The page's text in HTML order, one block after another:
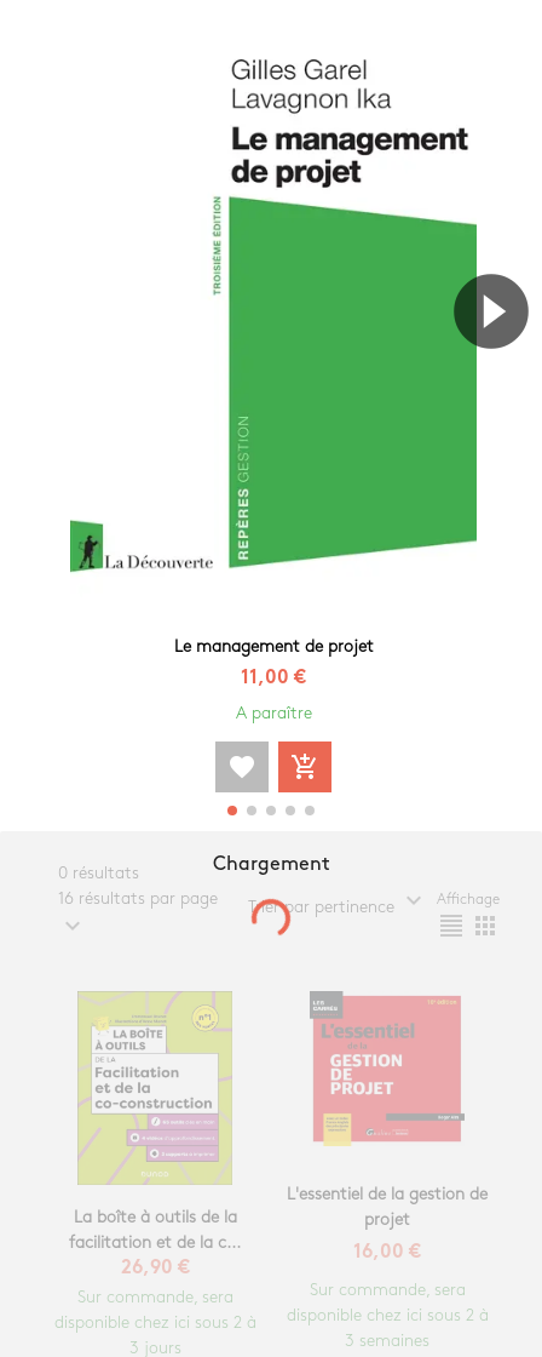
Le management de projet
11,00 €
A paraître
favorite add_shopping_cart
Chargement
0 résultats
16 résultats par page
expand_more
Trier par pertinence expand_more Affichage
format_align_justify apps
La boîte à outils de la
facilitation et de la c...
26,90 €
Sur commande, sera
disponible chez ici sous 2 à
3 jours
L'essentiel de la gestion de
projet
16,00 €
Sur commande, sera
disponible chez ici sous 2 à
3 semaines